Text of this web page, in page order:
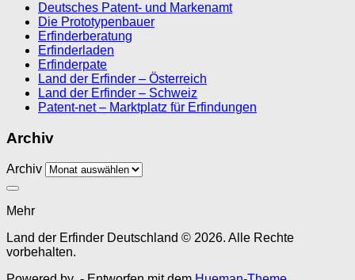
Deutsches Patent- und Markenamt
Die Prototypenbauer
Erfinderberatung
Erfinderladen
Erfinderpate
Land der Erfinder – Österreich
Land der Erfinder – Schweiz
Patent-net – Marktplatz für Erfindungen
Archiv
Archiv
Mehr
Land der Erfinder Deutschland © 2026. Alle Rechte
vorbehalten.